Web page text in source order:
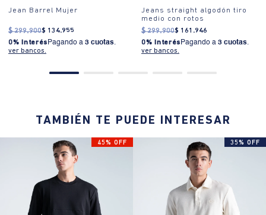
Jean Barrel Mujer
$ 299.900$ 134.955
0% Interés Pagando a 3 cuotas.
ver bancos.
Jeans straight algodón tiro
medio con rotos
$ 299.900$ 161 .946
0% Interés Pagando a 3 cuotas.
ver bancos.
TAMBIÉN TE PUEDE INTERESAR
45% OFF 35% OFF